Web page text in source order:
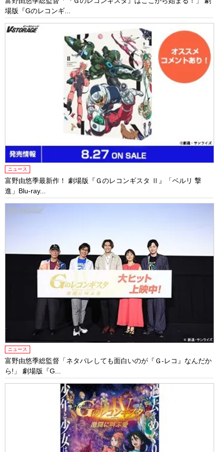
場版『Gのレコンギ...
ニュース
富野由悠季最新作！ 劇場版『Ｇのレコンギスタ Ⅱ』「ベルリ 撃
進」Blu-ray...
ニュース
富野由悠季総監督「ネタバレしても面白いのが『Ｇ-レコ』なんだか
ら!」 劇場版『G...